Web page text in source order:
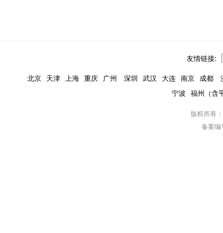
友情链接:
北京 天津 上海 重庆 广州 深圳 武汉 大连 南京 成都
宁波 福州（含
版权所有
备案编